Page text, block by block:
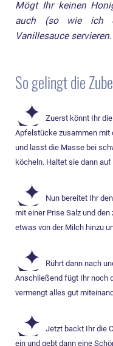
Mögt Ihr keinen
auch (so wie ich
Vanillesauce servieren.
So gelingt die
Zuerst könnt Ihr
Apfelstücke zusammen mit
und lasst die Masse bei
köcheln. Haltet sie dann
Nun bereitet Ihr
mit einer Prise Salz und
etwas von der Milch hinzu
Rührt dann nach
Anschließend fügt Ihr noch
vermengt alles gut
Jetzt backt Ihr die
ein und gebt dann eine